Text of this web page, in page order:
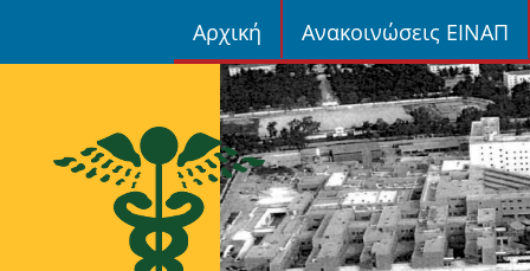
Αρχική Ανακοινώσεις ΕΙΝΑΠ